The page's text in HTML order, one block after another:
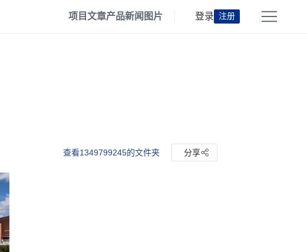
项目文章产品新闻 图片 登录 注册
查看1349799245的文件夹 分享